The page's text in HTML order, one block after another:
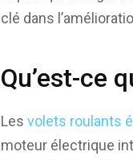
clé dans
Qu’est-ce
Lesvolets roulants
moteur électrique